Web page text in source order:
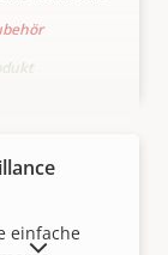
einfache